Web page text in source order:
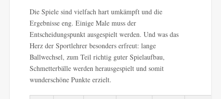
Die Spiele sind vielfach hart umkämpft und die
Ergebnisse eng. Einige Male muss der
Entscheidungspunkt ausgespielt werden. Und was das
Herz der Sportlehrer besonders erfreut: lange
Ballwechsel, zum Teil richtig guter Spielaufbau,
Schmetterbälle werden herausgespielt und somit
wunderschöne Punkte erzielt.